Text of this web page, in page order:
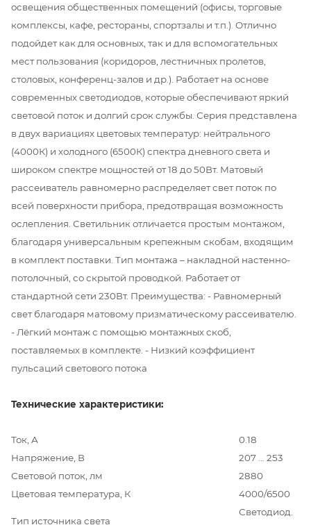
освещения общественных помещений (офисы, торговые
комплексы, кафе, рестораны, спортзалы и т.п.). Отлично
подойдет как для основных, так и для вспомогательных
мест пользования (коридоров, лестничных пролетов,
столовых, конференц-залов и др.). Работает на основе
современных светодиодов, которые обеспечивают яркий
световой поток и долгий срок службы. Серия представлена
в двух вариациях цветовых температур: нейтрального
(4000К) и холодного (6500К) спектра дневного света и
широком спектре мощностей от 18 до 50Вт. Матовый
рассеиватель равномерно распределяет свет поток по
всей поверхности прибора, предотвращая возможность
ослепления. Светильник отличается простым монтажом,
благодаря универсальным крепежным скобам, входящим
в комплект поставки. Тип монтажа – накладной настенно-
потолочный, со скрытой проводкой. Работает от
стандартной сети 230Вт. Преимущества: - Равномерный
свет благодаря матовому призматическому рассеивателю.
- Лёгкий монтаж с помощью монтажных скоб,
поставляемых в комплекте. - Низкий коэффициент
пульсаций светового потока
Технические характеристики:
Ток, А
0.18
Напряжение, В
207 … 253
Световой поток, лм
Цветовая температура, К
2880
4000/6500
Тип источника света
Светодиод.